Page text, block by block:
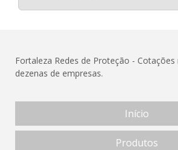
Fortaleza Redes de Proteção - Cotações
dezenas de empresas.
Início
Produtos